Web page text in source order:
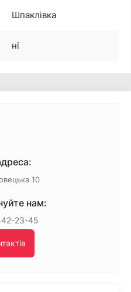
Шпаклівка
ні
10
нам:
23-45